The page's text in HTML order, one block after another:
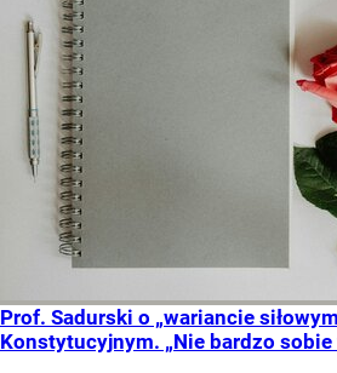
Prof. Sadurski o „wariancie
Konstytucyjnym. „Nie bardzo sobie